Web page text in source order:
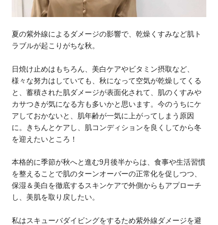
夏の紫外線によるダメージの影響で、乾燥くすみなど肌ト
ラブルが起こりがちな秋。
日焼け止めはもちろん、美白ケアやビタミン摂取など、
様々な努力はしていても、秋になって空気が乾燥してくる
と、蓄積された肌ダメージが表面化されて、肌のくすみや
カサつきが気になる方も多いかと思います。今のうちにケ
アしておかないと、肌年齢が一気に上がってしまう原因
に。きちんとケアし、肌コンディションを良くしてから冬
を迎えたいところ！
本格的に季節が秋へと進む9月後半からは、食事や生活習慣
を整えることで肌のターンオーバーの正常化を促しつつ、
保湿＆美白を徹底するスキンケアで外側からもアプローチ
し、美肌を取り戻したい。
私はスキューバダイビングをするため紫外線ダメージを避